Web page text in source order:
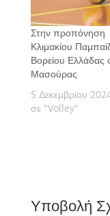
Στην προπόνηση
Κλιμακίου
Βορείου Ελλάδας
Μασούρας
5 Δεκεμβρίου
σε "Volley"
Υποβολή